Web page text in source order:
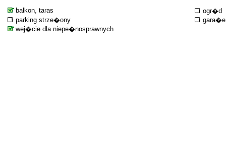
balkon, taras
ogr�d
parking strze�ony
gara�e
wej�cie dla niepe�nosprawnych